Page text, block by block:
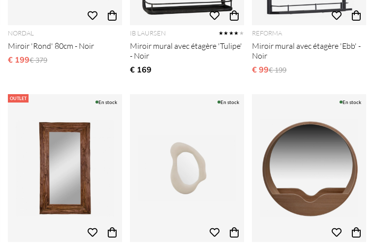
NORDAL
Miroir 'Rond' 80cm - Noir
€ 199Prix régulier:
€ 379
IB LAURSEN ★★★★ ★
Miroir mural avec étagère 'Tulipe'
- Noir
€ 169
REFORMA
Miroir mural avec étagère 'Ebb' -
Noir
€ 99Prix régulier:
€ 199
OUTLET
En stock En stock En stock